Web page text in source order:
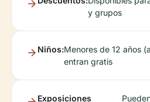
y grupos
Niños:Menores de 12 años
entran gratis
Exposiciones